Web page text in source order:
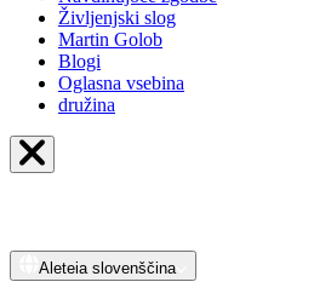
Življenjski slog
Martin Golob
Blogi
Oglasna vsebina
družina
Aleteia slovenščina